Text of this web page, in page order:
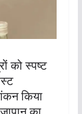
को स्पष्ट
किया